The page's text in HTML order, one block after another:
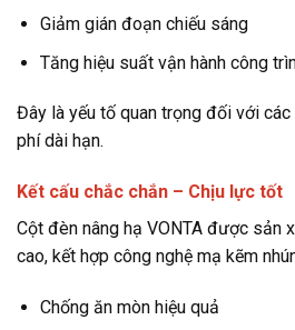
Giảm gián đoạn chiếu sáng
Tăng hiệu suất vận hành công
Đây là yếu tố quan trọng đối với
phí dài hạn.
Kết cấu chắc chắn – Chịu lực tốt
Cột đèn nâng hạ VONTA được sản
cao, kết hợp công nghệ mạ kẽm
Chống ăn mòn hiệu quả